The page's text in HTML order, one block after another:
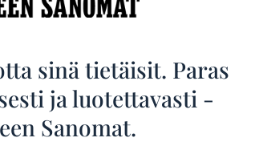
sinä tietäisit. Paras
ja luotettavasti -
Sanomat.